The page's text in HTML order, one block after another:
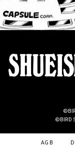
©BIRD
AGB